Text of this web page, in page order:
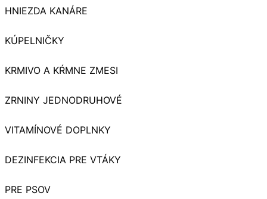
HNIEZDA KANÁRE
KÚPELNIČKY
KRMIVO A KŔMNE ZMESI
ZRNINY JEDNODRUHOVÉ
VITAMÍNOVÉ DOPLNKY
DEZINFEKCIA PRE VTÁKY
PRE PSOV